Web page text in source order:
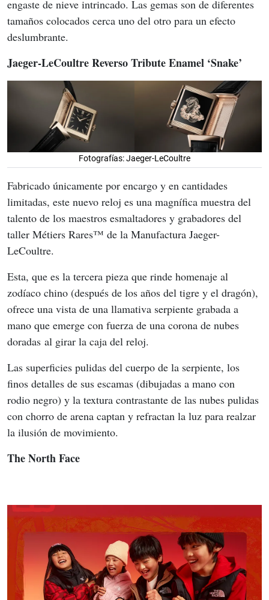
engaste de nieve intrincado. Las gemas son de diferentes
tamaños colocados cerca uno del otro para un efecto
deslumbrante.
Jaeger-LeCoultre Reverso Tribute Enamel ‘Snake’
Fotografías: Jaeger-LeCoultre
Fabricado únicamente por encargo y en cantidades
limitadas, este nuevo reloj es una magnífica muestra del
talento de los maestros esmaltadores y grabadores del
taller Métiers Rares™ de la Manufactura Jaeger-
LeCoultre.
Esta, que es la tercera pieza que rinde homenaje al
zodíaco chino (después de los años del tigre y el dragón),
ofrece una vista de una llamativa serpiente grabada a
mano que emerge con fuerza de una corona de nubes
doradas al girar la caja del reloj.
Las superficies pulidas del cuerpo de la serpiente, los
finos detalles de sus escamas (dibujadas a mano con
rodio negro) y la textura contrastante de las nubes pulidas
con chorro de arena captan y refractan la luz para realzar
la ilusión de movimiento.
The North Face